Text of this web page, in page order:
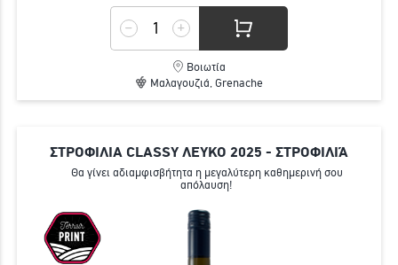
Βοιωτία
Μαλαγουζιά, Grenache
ΣΤΡΟΦΙΛΙΑ CLASSY ΛΕΥΚΟ 2025 - ΣΤΡΟΦΙΛΙΆ
Θα γίνει αδιαμφισβήτητα η μεγαλύτερη καθημερινή σου
απόλαυση!